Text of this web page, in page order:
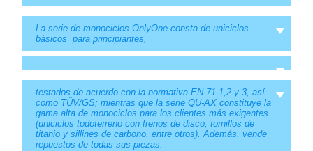
La serie de monociclos OnlyOne consta de uniciclos
básicos para principiantes,
testados de acuerdo con la normativa EN 71-1,2 y 3, así
como TÜV/GS; mientras que la serie QU-AX constituye la
gama alta de monociclos para los clientes más exigentes
(uniciclos todoterreno con frenos de disco, tornillos de
titanio y sillines de carbono, entre otros). Además, vende
repuestos de todas sus piezas.